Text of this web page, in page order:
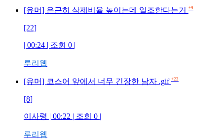
[유머] 은근히 삭제비율 높이는데 일조한다는거 +9
[22]
| 00:24 | 조회 0 |
루리웹
[유머] 코스어 앞에서 너무 긴장한 남자 .gif +23
[8]
이사령 | 00:22 | 조회 0 |
루리웹